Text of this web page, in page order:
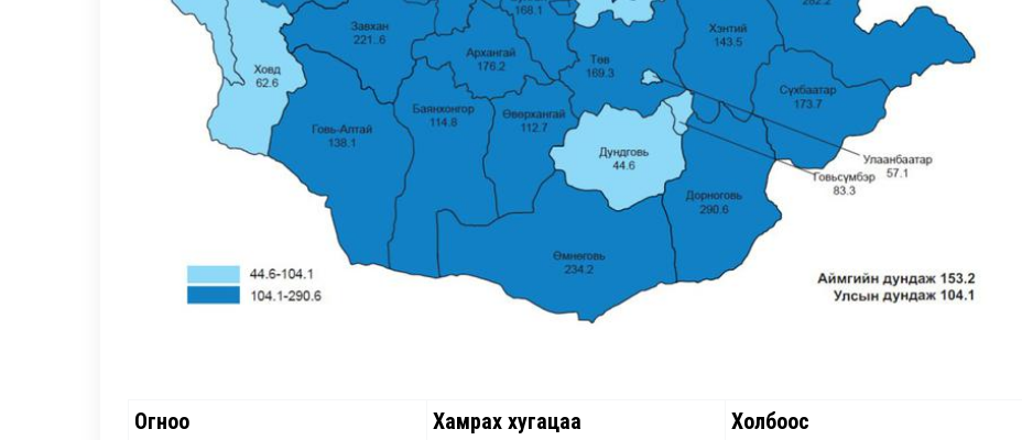
Огноо Хамрах хугацаа Холбоос